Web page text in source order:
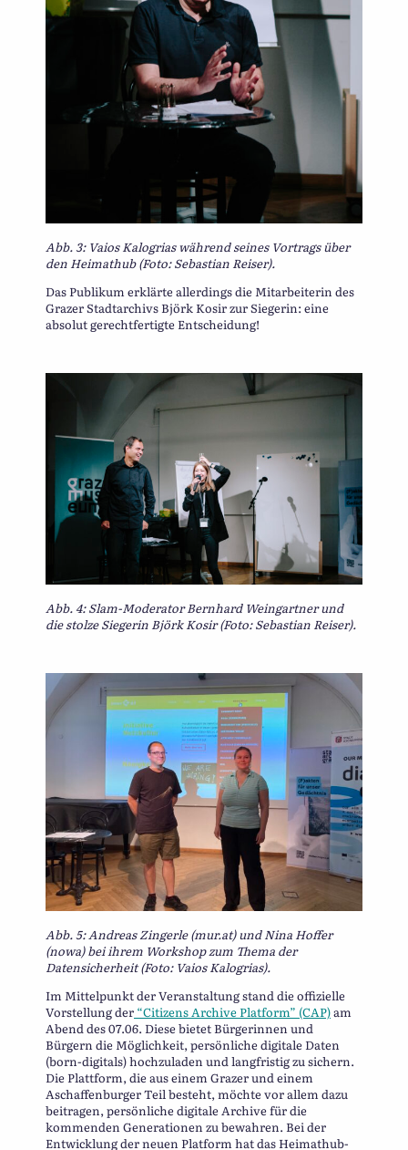
Abb. 3: Vaios Kalogrias während seines Vortrags über
den Heimathub (Foto: Sebastian Reiser).
Das Publikum erklärte allerdings die Mitarbeiterin des
Grazer Stadtarchivs Björk Kosir zur Siegerin: eine
absolut gerechtfertigte Entscheidung!
Abb. 4: Slam-Moderator Bernhard Weingartner und
die stolze Siegerin Björk Kosir (Foto: Sebastian Reiser).
Abb. 5: Andreas Zingerle (mur.at) und Nina Hoffer
(nowa) bei ihrem Workshop zum Thema der
Datensicherheit (Foto: Vaios Kalogrias).
Im Mittelpunkt der Veranstaltung stand die offizielle
Vorstellung der “Citizens Archive Platform” (CAP)am
Abend des 07.06. Diese bietet Bürgerinnen und
Bürgern die Möglichkeit, persönliche digitale Daten
(born-digitals) hochzuladen und langfristig zu sichern.
Die Plattform, die aus einem Grazer und einem
Aschaffenburger Teil besteht, möchte vor allem dazu
beitragen, persönliche digitale Archive für die
kommenden Generationen zu bewahren. Bei der
Entwicklung der neuen Platform hat das Heimathub-